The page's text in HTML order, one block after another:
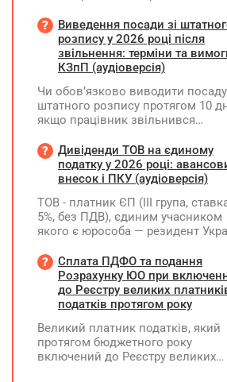
включав до доходу платника ЄП
оподатковував за ставкою 5%.
Водночас ТОВ при виплаті роялті
утримувало ПДФО та ВЗ. Як зараз
потрібно відображати отримані
у декларації "єдинника" за II
2026 року? Чи можуть виникнути
зробити?
Виведення посади зі
розпису у 2026 році після
звільнення: терміни та
КЗпП (аудіоверсія)
Чи обов’язково виводити посаду
штатного розпису протягом 10
якщо працівник звільнився
Дивіденди ТОВ на єдиному
податку у 2026 році:
внесок і ПКУ (аудіоверсія)
ТОВ - платник ЄП (ІІІ група,
5%, без ПДВ), єдиним учасником
якого є юрособа — резидент
виплатити дивіденди за рахунок
нерозподіленого прибутку 2024–
2025 років у сумі 15 млн грн. Які
податкові наслідки виникають у
Сплата ПДФО та подання
Розрахунку ЮО при
до Реєстру великих
податків протягом року
Великий платник податків, який
протягом бюджетного року
включений до Реєстру великих